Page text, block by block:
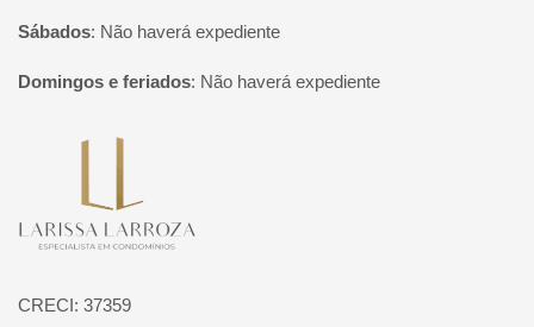
Sábados: Não haverá expediente
Domingos e feriados: Não haverá expediente
CRECI: 37359